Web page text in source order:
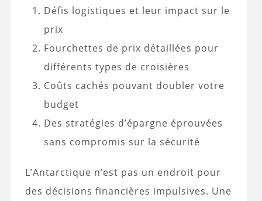
Défis logistiques et leur impact sur le
prix
Fourchettes de prix détaillées pour
différents types de croisières
Coûts cachés pouvant doubler votre
budget
Des stratégies d’épargne éprouvées
sans compromis sur la sécurité
L’Antarctique n’est pas un endroit pour
des décisions financières impulsives. Une